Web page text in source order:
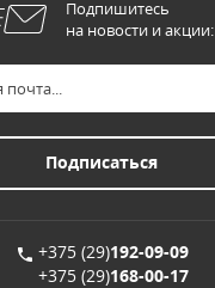
Подпишитесь
на новости и акции:
+375 (29)192-09-09
+375 (29)168-00-17